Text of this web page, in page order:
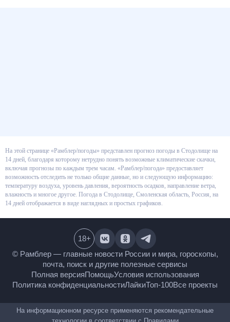
На этой странице «Рамблер/погоды» представлен прогноз погоды в
Стодолище на 14 дней, благодаря которому нетрудно понять возможные
климатические скачки, включая прогнозы по каждым трем часам.
«Рамблер/погода» предоставляет возможность отследить не только
общие данные, но и следующую информацию: температуру воздуха,
уровень давления, вероятность осадков, направление ветра, влажность и
многое другое. Погода в Стодолище, Смоленская область, Россия, на 14
© Рамблер — главные новости России и мира,
гороскопы, почта, поиск и другие полезные сервисы
Полная версияПомощьУсловия использования
Все проекты
18+